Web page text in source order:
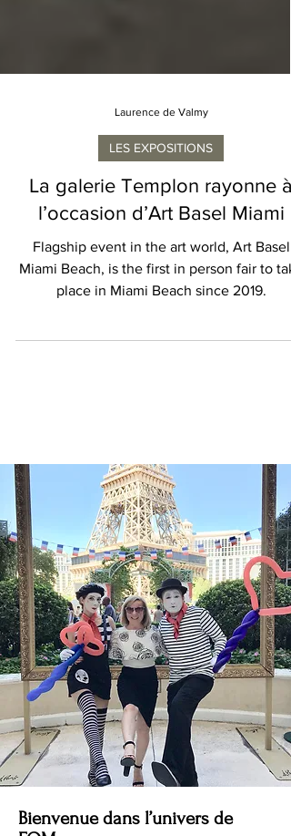
La galerie Templon rayonne à
l’occasion d’Art Basel Miami
Flagship event in the art world, Art Basel
place in Miami Beach since 2019.